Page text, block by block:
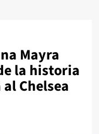
Mayra
la historia
Chelsea